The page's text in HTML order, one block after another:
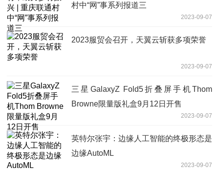
村中“网”事系列报道三
2023-09-07
2023服贸会召开，天翼云斩获多项荣誉
2023-09-07
三星GalaxyZ Fold5折叠屏手机Thom
Browne限量版礼盒9月12日开售
2023-09-07
英特尔张宇：边缘人工智能的终极形态是
边缘AutoML
2023-09-07